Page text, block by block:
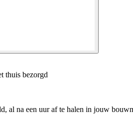
thuis bezorgd
al na een uur af te halen in jouw